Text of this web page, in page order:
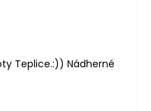
je 5 z 5 hvězdiček.
Teplice.:)) Nádherné